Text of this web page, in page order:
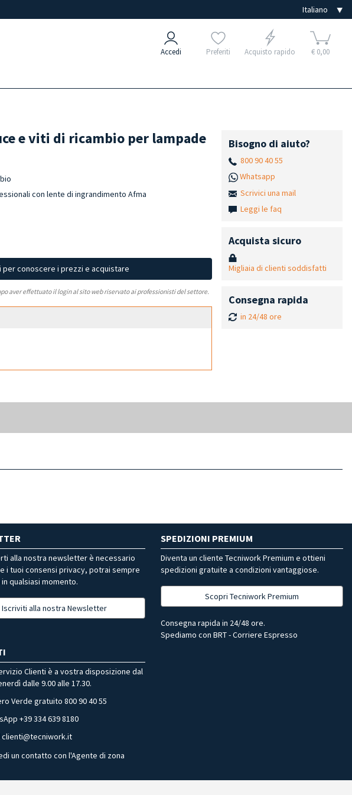
Accedi Preferiti Acquisto rapido € 0,00
e viti di ricambio per lampade
con lente di ingrandimento Afma
per conoscere i prezzi e acquistare
aver effettuato il login al sito web riservato ai professionisti del settore.
Bisogno di aiuto?
800 90 40 55
Whatsapp
Scrivici una mail
Leggi le faq
Acquista sicuro
Migliaia di clienti soddisfatti
Consegna rapida
in 24/48 ore
alla nostra newsletter è necessario
i tuoi consensi privacy, potrai sempre
qualsiasi momento.
Iscriviti alla nostra Newsletter
SPEDIZIONI PREMIUM
Diventa un cliente Tecniwork Premium e ottieni
spedizioni gratuite a condizioni vantaggiose.
Scopri Tecniwork Premium
Consegna rapida in 24/48 ore.
Spediamo con BRT - Corriere Espresso
Clienti è a vostra disposizione dal
dalle 9.00 alle 17.30.
Verde gratuito 800 90 40 55
+39 334 639 8180
clienti@tecniwork.it
un contatto con l'Agente di zona